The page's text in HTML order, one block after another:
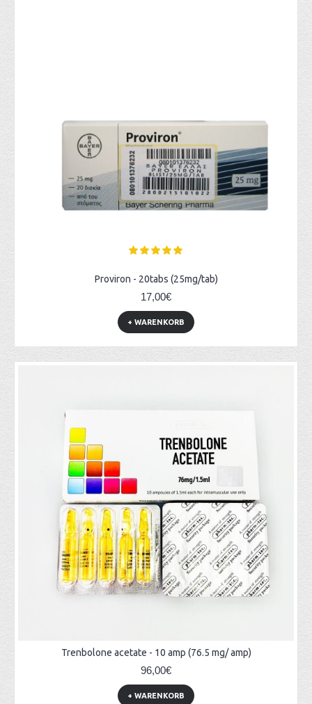
Proviron - 20tabs (25mg/tab)
17,00€
+ WARENKORB
Trenbolone acetate - 10 amp (76.5 mg/ amp)
96,00€
+ WARENKORB